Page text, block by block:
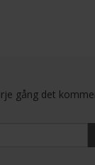
gång det